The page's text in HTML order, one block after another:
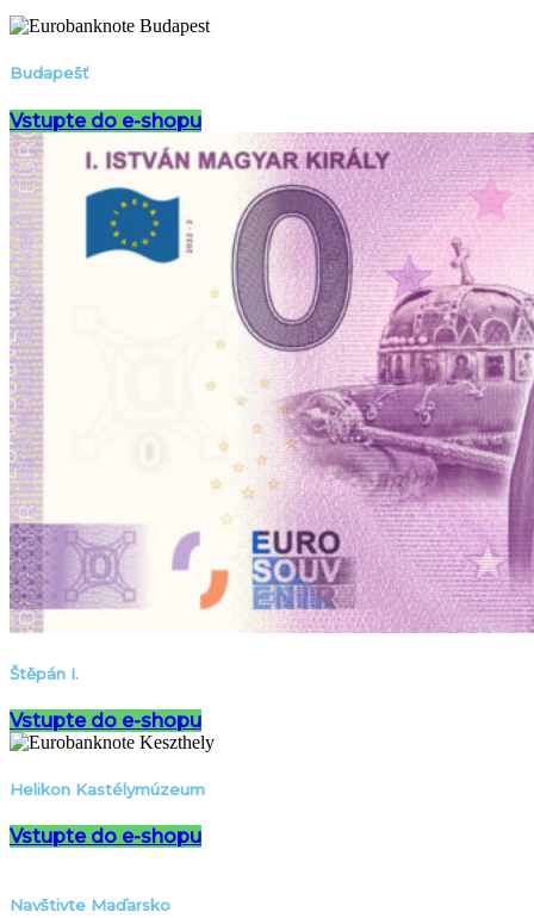
Budapešť
Vstupte do e-shopu
Štěpán I.
Vstupte do e-shopu
Helikon Kastélymúzeum
Vstupte do e-shopu
Navštivte Maďarsko